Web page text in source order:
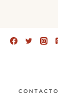
CONTACTO